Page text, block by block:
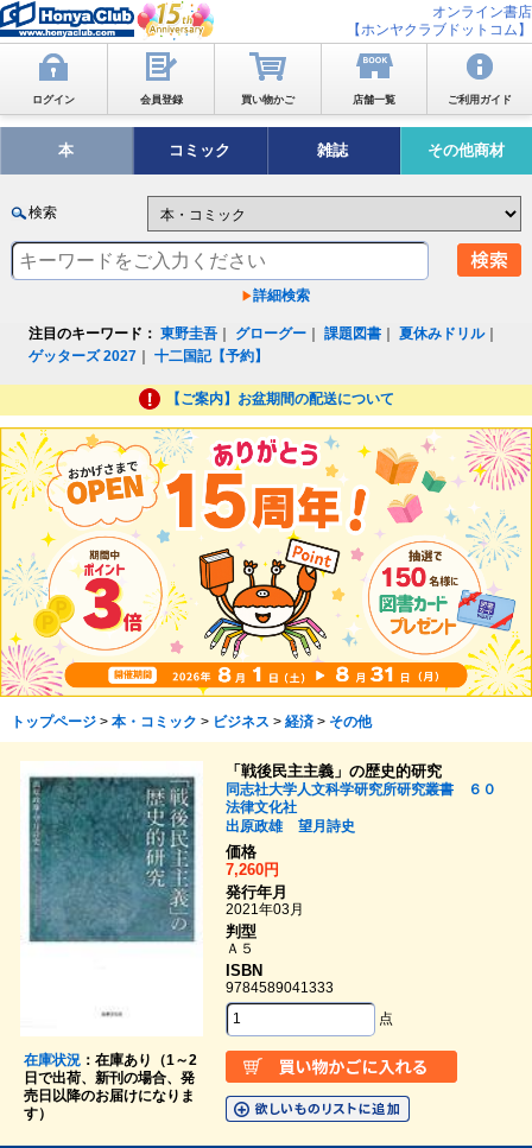
オンライン書店
【ホンヤクラブドットコム】
ログイン 会員登録 買い物かご 店舗一覧 ご利用ガイド
本 コミック 雑誌 その他商材
検索
詳細検索
注目のキーワード： 東野圭吾 グローグー ｜課題図書 ｜夏休みドリル｜
ゲッターズ 2027 ｜十二国記【予約】
【ご案内】お盆期間の配送について
トップページ> 本・コミック > ビジネス > 経済> その他
在庫状況：在庫あり（1～2
日で出荷、新刊の場合、発
売日以降のお届けになりま
す）
「戦後民主主義」の歴史的研究
同志社大学人文科学研究所研究叢書 ６０
法律文化社
出原政雄
望月詩史
価格
7,260円
発行年月
2021年03月
判型
Ａ５
ISBN
9784589041333
点